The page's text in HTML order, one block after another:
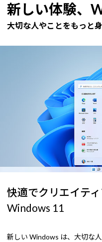
新しい体験、
大切な人やことをもっと身
快適でクリエイテ
Windows 11
新しい Windows は、大切な